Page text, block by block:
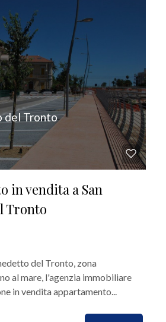
del Tronto
in vendita a San
Tronto
del Tronto, zona
al mare, l'agenzia immobiliare
in vendita appartamento...